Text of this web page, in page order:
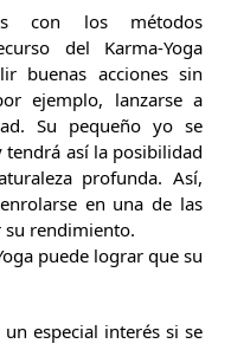
con los métodos
del Karma-Yoga
buenas acciones sin
ejemplo, lanzarse a
Su pequeño yo se
así la posibilidad
profunda. Así,
en una de las
su rendimiento.
puede lograr que su
especial interés si se